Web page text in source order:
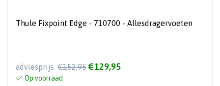
Thule Fixpoint Edge - 710700 - Allesdragervoeten
adviesprijs €152,95 €129,95
Op voorraad